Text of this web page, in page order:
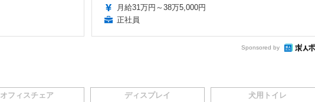
月給31万円～38万5,000円
正社員
Sponsored by
オフィスチェア ディスプレイ 犬用トイレ